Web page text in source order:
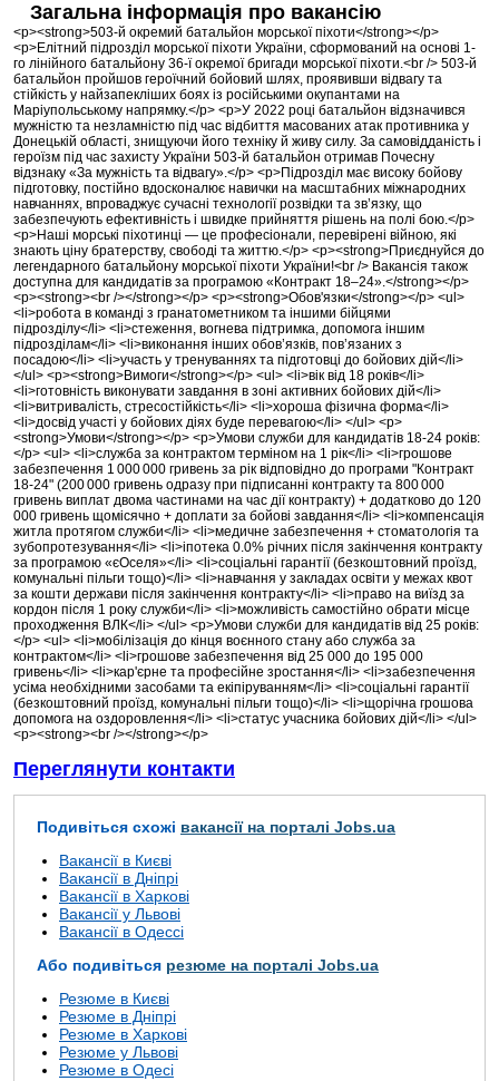
Загальна інформація про вакансію
<p><strong>503-й окремий батальйон морської піхоти</strong></p>
<p>Елітний підрозділ морської піхоти України, сформований на основі 1-
го лінійного батальйону 36-ї окремої бригади морської піхоти.<br /> 503-й
батальйон пройшов героїчний бойовий шлях, проявивши відвагу та
стійкість у найзапекліших боях із російськими окупантами на
Маріупольському напрямку.</p> <p>У 2022 році батальйон відзначився
мужністю та незламністю під час відбиття масованих атак противника у
Донецькій області, знищуючи його техніку й живу силу. За самовідданість і
героїзм під час захисту України 503-й батальйон отримав Почесну
відзнаку «За мужність та відвагу».</p> <p>Підрозділ має високу бойову
підготовку, постійно вдосконалює навички на масштабних міжнародних
навчаннях, впроваджує сучасні технології розвідки та зв’язку, що
забезпечують ефективність і швидке прийняття рішень на полі бою.</p>
<p>Наші морські піхотинці — це професіонали, перевірені війною, які
знають ціну братерству, свободі та життю.</p> <p><strong>Приєднуйся до
легендарного батальйону морської піхоти України!<br /> Вакансія також
доступна для кандидатів за програмою «Контракт 18–24».</strong></p>
<p><strong><br /></strong></p> <p><strong>Обов'язки</strong></p> <ul>
<li>робота в команді з гранатометником та іншими бійцями
підрозділу</li> <li>стеження, вогнева підтримка, допомога іншим
підрозділам</li> <li>виконання інших обов’язків, пов’язаних з
посадою</li> <li>участь у тренуваннях та підготовці до бойових дій</li>
</ul> <p><strong>Вимоги</strong></p> <ul> <li>вік від 18 років</li>
<li>готовність виконувати завдання в зоні активних бойових дій</li>
<li>витривалість, стресостійкість</li> <li>хороша фізична форма</li>
<li>досвід участі у бойових діях буде перевагою</li> </ul> <p>
<strong>Умови</strong></p> <p>Умови служби для кандидатів 18-24 років:
</p> <ul> <li>служба за контрактом терміном на 1 рік</li> <li>грошове
забезпечення 1 000 000 гривень за рік відповідно до програми "Контракт
18-24" (200 000 гривень одразу при підписанні контракту та 800 000
гривень виплат двома частинами на час дії контракту) + додатково до 120
000 гривень щомісячно + доплати за бойові завдання</li> <li>компенсація
житла протягом служби</li> <li>медичне забезпечення + стоматологія та
зубопротезування</li> <li>іпотека 0.0% річних після закінчення контракту
за програмою «єОселя»</li> <li>соціальні гарантії (безкоштовний проїзд,
комунальні пільги тощо)</li> <li>навчання у закладах освіти у межах квот
за кошти держави після закінчення контракту</li> <li>право на виїзд за
кордон після 1 року служби</li> <li>можливість самостійно обрати місце
проходження ВЛК</li> </ul> <p>Умови служби для кандидатів від 25 років:
</p> <ul> <li>мобілізація до кінця воєнного стану або служба за
контрактом</li> <li>грошове забезпечення від 25 000 до 195 000
гривень</li> <li>кар'єрне та професійне зростання</li> <li>забезпечення
усіма необхідними засобами та екіпіруванням</li> <li>соціальні гарантії
(безкоштовний проїзд, комунальні пільги тощо)</li> <li>щорічна грошова
допомога на оздоровлення</li> <li>статус учасника бойових дій</li> </ul>
<p><strong><br /></strong></p>
Переглянути контакти
Подивіться схожі вакансії на порталі Jobs.ua
Вакансії в Києві
Вакансії в Дніпрі
Вакансії в Харкові
Вакансії у Львові
Вакансії в Одессі
Або подивіться резюме на порталі Jobs.ua
Резюме в Києві
Резюме в Дніпрі
Резюме в Харкові
Резюме у Львові
Резюме в Одесі